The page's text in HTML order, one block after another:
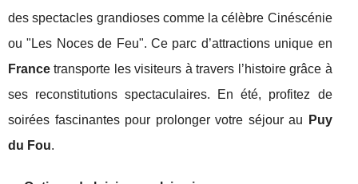
des spectacles grandioses comme la célèbre Cinéscénie
ou "Les Noces de Feu". Ce parc d’attractions unique en
France transporte les visiteurs à travers l’histoire grâce à
ses reconstitutions spectaculaires. En été, profitez de
soirées fascinantes pour prolonger votre séjour au
Puy
du Fou.